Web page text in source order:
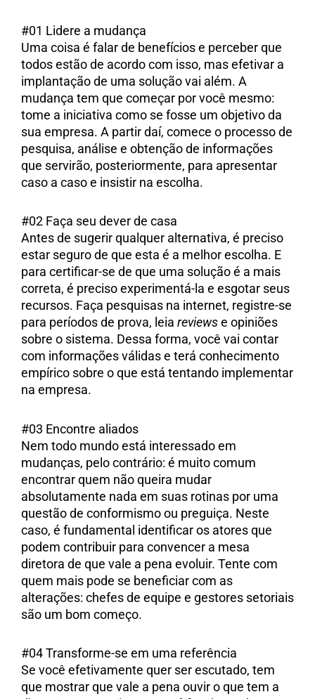
#01 Lidere a mudança
Uma coisa é falar de benefícios e perceber que
todos estão de acordo com isso, mas efetivar a
implantação de uma solução vai além. A
mudança tem que começar por você mesmo:
tome a iniciativa como se fosse um objetivo da
sua empresa. A partir daí, comece o processo de
pesquisa, análise e obtenção de informações
que servirão, posteriormente, para apresentar
caso a caso e insistir na escolha.
#02 Faça seu dever de casa
Antes de sugerir qualquer alternativa, é preciso
estar seguro de que esta é a melhor escolha. E
para certificar-se de que uma solução é a mais
correta, é preciso experimentá-la e esgotar seus
recursos. Faça pesquisas na internet, registre-se
para períodos de prova, leia reviewse opiniões
sobre o sistema. Dessa forma, você vai contar
com informações válidas e terá conhecimento
empírico sobre o que está tentando implementar
na empresa.
#03 Encontre aliados
Nem todo mundo está interessado em
mudanças, pelo contrário: é muito comum
encontrar quem não queira mudar
absolutamente nada em suas rotinas por uma
questão de conformismo ou preguiça. Neste
caso, é fundamental identificar os atores que
podem contribuir para convencer a mesa
diretora de que vale a pena evoluir. Tente com
quem mais pode se beneficiar com as
alterações: chefes de equipe e gestores setoriais
são um bom começo.
#04 Transforme-se em uma referência
Se você efetivamente quer ser escutado, tem
que mostrar que vale a pena ouvir o que tem a